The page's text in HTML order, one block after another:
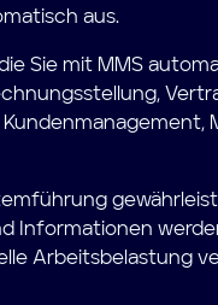
aus.
Sie mit MMS
Informationen
Arbeitsbelastung